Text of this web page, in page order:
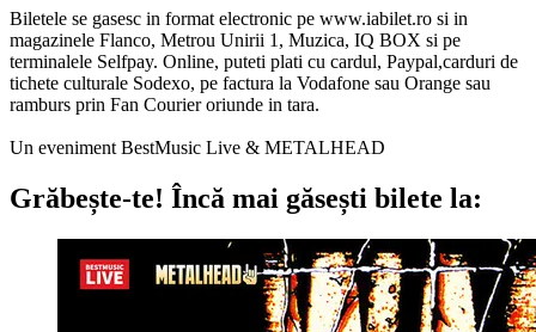
Biletele se gasesc in format electronic pe www.iabilet.ro si in
magazinele Flanco, Metrou Unirii 1, Muzica, IQ BOX si pe
terminalele Selfpay. Online, puteti plati cu cardul, Paypal,carduri de
tichete culturale Sodexo, pe factura la Vodafone sau Orange sau
ramburs prin Fan Courier oriunde in tara.
Un eveniment BestMusic Live & METALHEAD
Grăbește-te! Încă mai găsești bilete la: